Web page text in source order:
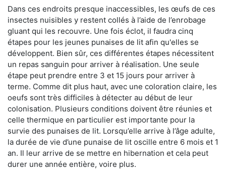
Dans ces endroits presque inaccessibles, les œufs de ces
insectes nuisibles y restent collés à l’aide de l’enrobage
gluant qui les recouvre. Une fois éclot, il faudra cinq
étapes pour les jeunes punaises de lit afin qu'elles se
développent. Bien sûr, ces différentes étapes nécessitent
un repas sanguin pour arriver à réalisation. Une seule
étape peut prendre entre 3 et 15 jours pour arriver à
terme. Comme dit plus haut, avec une coloration claire, les
oeufs sont très difficiles à détecter au début de leur
colonisation. Plusieurs conditions doivent être réunies et
celle thermique en particulier est importante pour la
survie des punaises de lit. Lorsqu’elle arrive à l’âge adulte,
la durée de vie d’une punaise de lit oscille entre 6 mois et 1
an. Il leur arrive de se mettre en hibernation et cela peut
durer une année entière, voire plus.